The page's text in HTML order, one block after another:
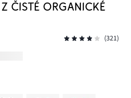
ČISTÉ ORGANICKÉ
(321)